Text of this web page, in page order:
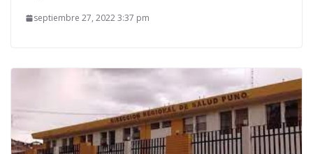
septiembre 27, 2022 3:37 pm